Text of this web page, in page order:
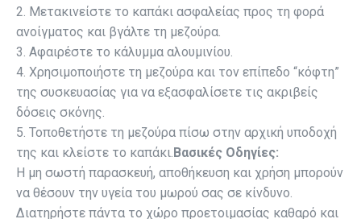
2. Μετακινείστε το καπάκι ασφαλείας προς τη φορά
ανοίγματος και βγάλτε τη μεζούρα.
3. Αφαιρέστε το κάλυμμα αλουμινίου.
4. Χρησιμοποιήστε τη μεζούρα και τον επίπεδο “κόφτη”
της συσκευασίας για να εξασφαλίσετε τις ακριβείς
δόσεις σκόνης.
5. Τοποθετήστε τη μεζούρα πίσω στην αρχική υποδοχή
της και κλείστε το καπάκι.Βασικές Οδηγίες:
Η μη σωστή παρασκευή, αποθήκευση και χρήση μπορούν
να θέσουν την υγεία του μωρού σας σε κίνδυνο.
Διατηρήστε πάντα το χώρο προετοιμασίας καθαρό και